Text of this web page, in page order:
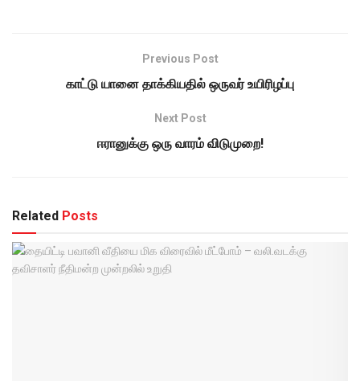
Previous Post
காட்டு யானை தாக்கியதில் ஒருவர் உயிரிழப்பு
Next Post
ஈரானுக்கு ஒரு வாரம் விடுமுறை!
Related Posts